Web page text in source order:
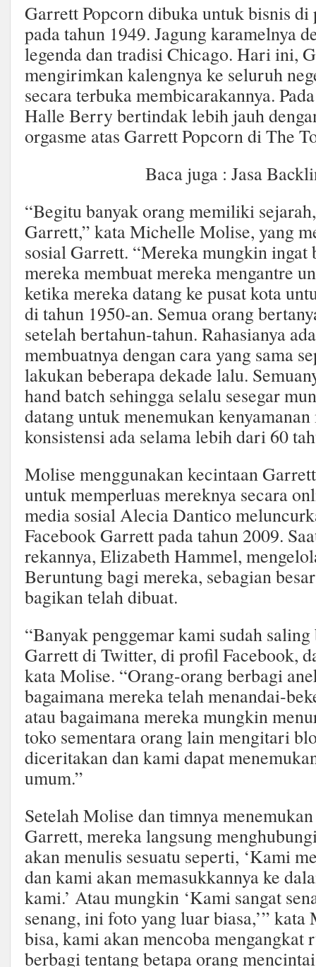
Garrett Popcorn dibuka untuk bisnis di
pada tahun 1949. Jagung karamelnya
legenda dan tradisi Chicago. Hari ini,
mengirimkan kalengnya ke seluruh
secara terbuka membicarakannya.
Halle Berry bertindak lebih jauh
orgasme atas Garrett Popcorn di The
Baca juga : Jasa
“Begitu banyak orang memiliki
Garrett,” kata Michelle Molise, yang
sosial Garrett. “Mereka mungkin ingat
mereka membuat mereka mengantre
ketika mereka datang ke pusat kota
di tahun 1950-an. Semua orang
setelah bertahun-tahun. Rahasianya
membuatnya dengan cara yang sama
lakukan beberapa dekade lalu.
hand batch sehingga selalu sesegar
datang untuk menemukan
konsistensi ada selama lebih dari 60
Molise menggunakan kecintaan
untuk memperluas mereknya secara
media sosial Alecia Dantico
Facebook Garrett pada tahun 2009.
rekannya, Elizabeth Hammel,
Beruntung bagi mereka, sebagian
bagikan telah dibuat.
“Banyak penggemar kami sudah
Garrett di Twitter, di profil Facebook,
kata Molise. “Orang-orang berbagi
bagaimana mereka telah menandai-
atau bagaimana mereka mungkin
toko sementara orang lain mengitari
diceritakan dan kami dapat
umum.”
Setelah Molise dan timnya
Garrett, mereka langsung
akan menulis sesuatu seperti, ‘Kami
dan kami akan memasukkannya ke
kami.’ Atau mungkin ‘Kami sangat
senang, ini foto yang luar biasa,’”
bisa, kami akan mencoba mengangkat
berbagi tentang betapa orang